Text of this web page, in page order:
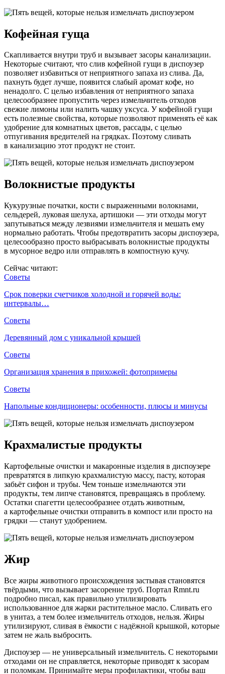
Кофейная гуща
Скапливается внутри труб и вызывает засоры канализации.
Некоторые считают, что слив кофейной гущи в диспоузер
позволяет избавиться от неприятного запаха из слива. Да,
пахнуть будет лучше, появится слабый аромат кофе, но
ненадолго. С целью избавления от неприятного запаха
целесообразнее пропустить через измельчитель отходов
свежие лимоны или налить чашку уксуса. У кофейной гущи
есть полезные свойства, которые позволяют применять её как
удобрение для комнатных цветов, рассады, с целью
отпугивания вредителей на грядках. Поэтому сливать
в канализацию этот продукт не стоит.
Волокнистые продукты
Кукурузные початки, кости с выраженными волокнами,
сельдерей, луковая шелуха, артишоки — эти отходы могут
запутываться между лезвиями измельчителя и мешать ему
нормально работать. Чтобы предотвратить засоры диспоузера,
целесообразно просто выбрасывать волокнистые продукты
в мусорное ведро или отправлять в компостную кучу.
Сейчас читают:
Советы
Срок поверки счетчиков холодной и горячей воды:
интервалы…
Советы
Деревянный дом с уникальной крышей
Советы
Организация хранения в прихожей: фотопримеры
Советы
Напольные кондиционеры: особенности, плюсы и минусы
Крахмалистые продукты
Картофельные очистки и макаронные изделия в диспоузере
превратятся в липкую крахмалистую массу, пасту, которая
забьёт сифон и трубы. Чем тоньше измельчаются эти
продукты, тем липче становятся, превращаясь в проблему.
Остатки спагетти целесообразнее отдать животным,
а картофельные очистки отправить в компост или просто на
грядки — станут удобрением.
Жир
Все жиры животного происхождения застывая становятся
твёрдыми, что вызывает засорение труб. Портал Rmnt.ru
подробно писал, как правильно утилизировать
использованное для жарки растительное масло. Сливать его
в унитаз, а тем более измельчитель отходов, нельзя. Жиры
утилизируют, сливая в ёмкости с надёжной крышкой, которые
затем не жаль выбросить.
Диспоузер — не универсальный измельчитель. С некоторыми
отходами он не справляется, некоторые приводят к засорам
и поломкам. Принимайте меры профилактики, чтобы ваш